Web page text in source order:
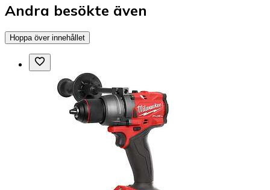
Andra besökte även
Hoppa över innehållet